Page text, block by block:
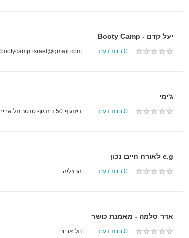
יעל קדם - Booty Camp
0 חוות דעת bootycamp.israel@gmail.com
ג'ימי
0 חוות דעת דיזנגוף 50 דיזנגוף סנטר תל אביב
e.g לאורח חיים נכון
0 חוות דעת הרצליה
אדר סלמה - מאמנת כושר
0 חוות דעת תל אביב